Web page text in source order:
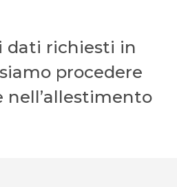
dati richiesti in
procedere
nell’allestimento